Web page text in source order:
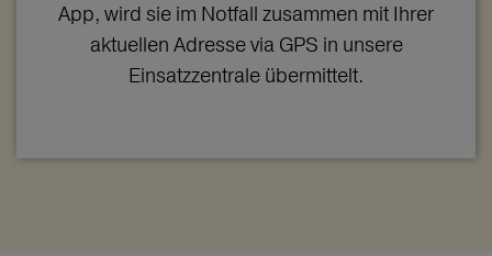
App, wird sie im Notfall zusammen mit Ihrer
aktuellen Adresse via GPS in unsere
Einsatzzentrale übermittelt.